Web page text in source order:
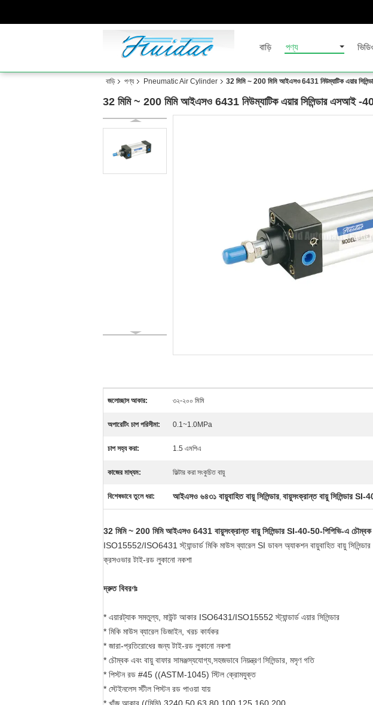
বাড়ি পণ্য
বাড়ি পণ্য Pneumatic Air Cylinder 32 মিমি ~ 200 মিমি আইএসও 6431 নিউম্যাটিক এয়ার
32 মিমি ~ 200 মিমি আইএসও 6431 নিউম্যাটিক এয়ার সিলিন্ডার এসআই -
জলোচ্ছাস আকার: ৩২-২০০ মিমি
অপারেটিং চাপ পরিসীমা: 0.1~1.0MPa
চাপ সহ্য করা: 1.5 এমপিএ
কাজের মাধ্যম: ফিল্টার করা সংকুচিত বায়ু
বিশেষভাবে তুলে ধরা: আইএসও ৬৪৩১ বায়ুবাহিত বায়ু সিলিন্ডার, বায়ুসংক্রান্ত বায়ু সিলিন্ডার
32 মিমি ~ 200 মিমি আইএসও 6431 বায়ুসংক্রান্ত বায়ু সিলিন্ডার SI-40-50-পিপিভি-এ
ISO15552/ISO6431 স্ট্যান্ডার্ড মিকি মাউস ব্যারেল SI ডাবল অ্যাকশন বায়ুবাহিত বায়ু
ক্রসওভার টাই-রড লুকানো নকশা
দ্রুত বিবরণঃ
* এয়ারট্যাক সমতুল্য, মাউন্ট আকার ISO6431/ISO15552 স্ট্যান্ডার্ড এয়ার সিলিন্ডার
* মিকি মাউস ব্যারেল ডিজাইন, খরচ কার্যকর
* জারা-প্রতিরোধের জন্য টাই-রড লুকানো নকশা
* চৌম্বক এবং বায়ু বাফার সামঞ্জস্যযোগ্য,সহজভাবে নিয়ন্ত্রণ সিলিন্ডার, মসৃণ গতি
* পিস্টন রড #45 ((ASTM-1045) স্টিল ক্রোমযুক্ত
* স্টেইনলেস স্টীল পিস্টন রড পাওয়া যায়